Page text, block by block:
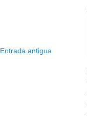
Entrada antigua